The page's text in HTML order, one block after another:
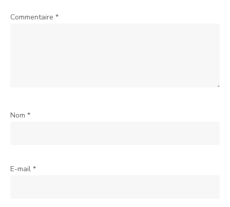
Commentaire *
Nom *
E-mail *